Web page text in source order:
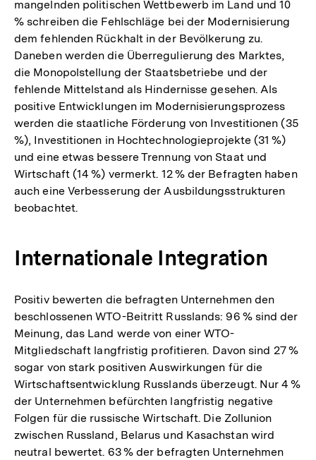
mangelnden politischen Wettbewerb im Land und 10
% schreiben die Fehlschläge bei der Modernisierung
dem fehlenden Rückhalt in der Bevölkerung zu.
Daneben werden die Überregulierung des Marktes,
die Monopolstellung der Staatsbetriebe und der
fehlende Mittelstand als Hindernisse gesehen. Als
positive Entwicklungen im Modernisierungsprozess
werden die staatliche Förderung von Investitionen (35
%), Investitionen in Hochtechnologieprojekte (31 %)
und eine etwas bessere Trennung von Staat und
Wirtschaft (14 %) vermerkt. 12 % der Befragten haben
auch eine Verbesserung der Ausbildungsstrukturen
beobachtet.
Internationale Integration
Positiv bewerten die befragten Unternehmen den
beschlossenen WTO-Beitritt Russlands: 96 % sind der
Meinung, das Land werde von einer WTO-
Mitgliedschaft langfristig profitieren. Davon sind 27 %
sogar von stark positiven Auswirkungen für die
Wirtschaftsentwicklung Russlands überzeugt. Nur 4 %
der Unternehmen befürchten langfristig negative
Folgen für die russische Wirtschaft. Die Zollunion
zwischen Russland, Belarus und Kasachstan wird
neutral bewertet. 63 % der befragten Unternehmen